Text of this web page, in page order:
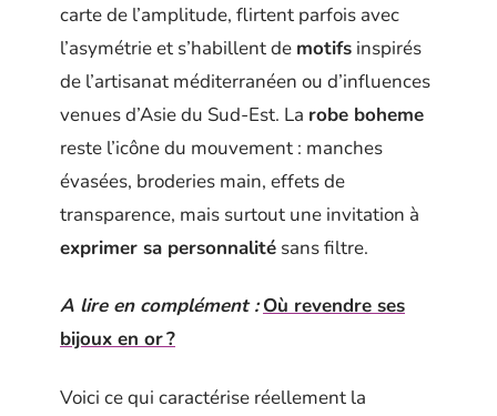
carte de l’amplitude, flirtent parfois avec
l’asymétrie et s’habillent de motifs inspirés
de l’artisanat méditerranéen ou d’influences
venues d’Asie du Sud-Est. La robe boheme
reste l’icône du mouvement : manches
évasées, broderies main, effets de
transparence, mais surtout une invitation à
exprimer sa personnalité sans filtre.
A lire en complément : Où revendre ses
bijoux en or ?
Voici ce qui caractérise réellement la